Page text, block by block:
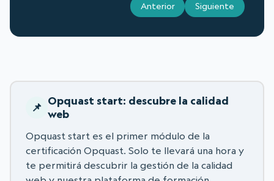
Anterior Siguiente
Opquast start: descubre la calidad
web
Opquast start es el primer módulo de la
certificación Opquast. Solo te llevará una hora y
te permitirá descubrir la gestión de la calidad